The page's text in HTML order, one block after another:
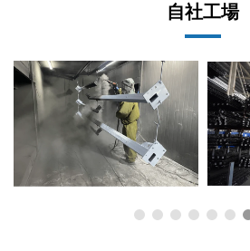
自社工場